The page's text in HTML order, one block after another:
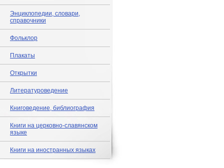
Энциклопедии, словари,
справочники
Фольклор
Плакаты
Открытки
Литературоведение
Книговедение, библиография
Книги на церковно-славянском
языке
Книги на иностранных языках